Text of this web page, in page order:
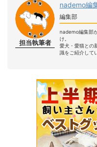
担当執筆者
nademo編
編集部
nademo編集部
け。
愛犬・愛猫との
識をご紹介して